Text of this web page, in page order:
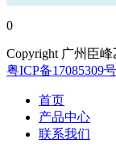
0
Copyright 广州臣
粤ICP备17085309号
首页
产品中心
联系我们